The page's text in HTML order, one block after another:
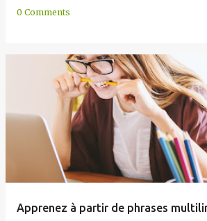
0 Comments
Apprenez à partir de phrases